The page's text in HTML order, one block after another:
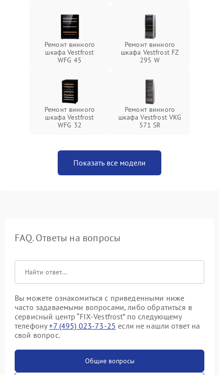
Ремонт винного
шкафа Vestfrost
WFG 45
Ремонт винного
шкафа Vestfrost FZ
295 W
Ремонт винного
шкафа Vestfrost
WFG 32
Ремонт винного
шкафа Vestfrost VKG
571 SR
Показать все модели
FAQ. Ответы на вопросы
Вы можете ознакомиться с приведенными ниже
часто задаваемыми вопросами, либо обратиться в
сервисный центр “FIX-Vestfrost” по следующему
телефону+7 (495) 023-73-25 если не нашли ответ на
свой вопрос.
Общие вопросы